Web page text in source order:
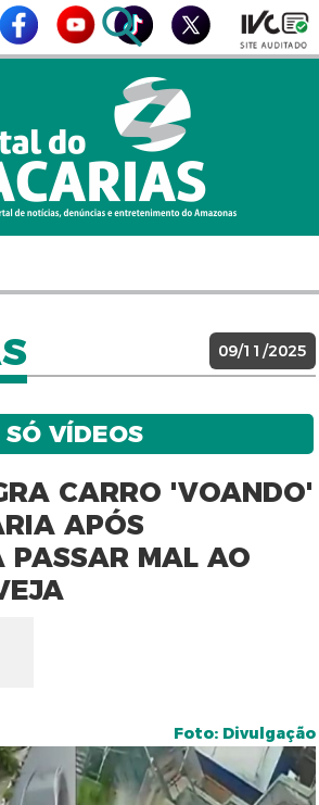
09/11/2025
SÓ VÍDEOS
CARRO 'VOANDO'
APÓS
PASSAR MAL AO
Foto: Divulgação